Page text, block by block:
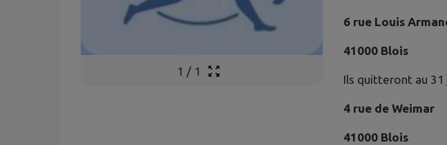
1 / 1
6 rue Louis
41000 Blois
Ils quitteront au 31
4 rue de Weimar
41000 Blois